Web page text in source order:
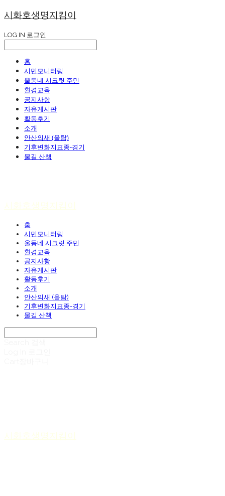
시화호생명지킴이
LOG IN 로그인
홈
시민모니터링
울동네 시크릿 주민
환경교육
공지사항
자유게시판
활동후기
소개
안산의새 (울탐)
기후변화지표종-경기
물길 산책
시화호생명지킴이
홈
시민모니터링
울동네 시크릿 주민
환경교육
공지사항
자유게시판
활동후기
소개
안산의새 (울탐)
기후변화지표종-경기
물길 산책
시화호생명지킴이